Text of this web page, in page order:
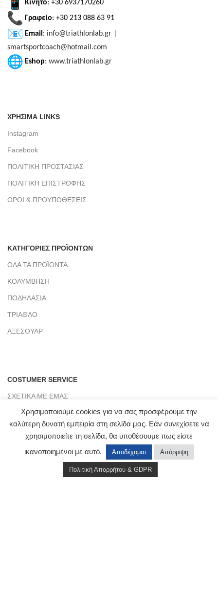
Κινητό: +30 6937170260
Γραφείο: +30 213 088 63 91
Email : info@triathlonlab.gr
smartsportcoach@hotmail.com
Eshop: www.triathlonlab.gr
ΧΡΗΣΙΜΑ LINKS
Instagram
Facebook
ΠΟΛΙΤΙΚΗ ΠΡΟΣΤΑΣΙΑΣ
ΠΟΛΙΤΙΚΗ ΕΠΙΣΤΡΟΦΗΣ
ΟΡΟΙ & ΠΡΟΥΠΟΘΕΣΕΙΣ
ΚΑΤΗΓΟΡΙΕΣ ΠΡΟΪΟΝΤΩΝ
ΟΛΑ ΤΑ ΠΡΟΪΟΝΤΑ
ΚΟΛΥΜΒΗΣΗ
ΠΟΔΗΛΑΣΙΑ
ΤΡΙΑΘΛΟ
ΑΞΕΣΟΥΑΡ
COSTUMER SERVICE
ΣΧΕΤΙΚΑ ΜΕ ΕΜΑΣ
ΕΠΙΚΟΙΝΩΝΙΑ
ΠΛΗΡΟΦΟΡΙΕΣ ΑΠΟΣΤΟΛΗΣ
Χρησιμοποιούμε cookies για να σας προσφέρουμε την
καλύτερη δυνατή εμπειρία στη σελίδα μας. Εάν συνεχίσετε να
χρησιμοποιείτε τη σελίδα, θα υποθέσουμε πως είστε
ικανοποιημένοι με αυτό.
Αποδέχομαι Απόρριψη
Πολιτική Απορρήτου & GDPR